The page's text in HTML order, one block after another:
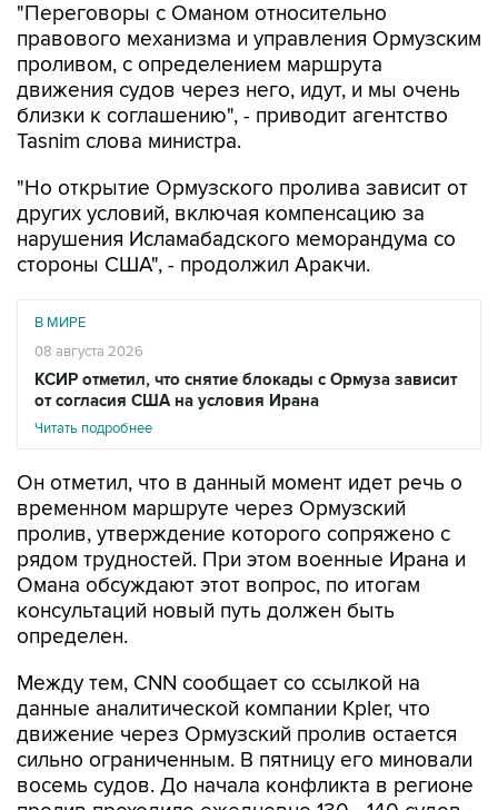
"Переговоры с Оманом относительно
правового механизма и управления Ормузским
проливом, с определением маршрута
движения судов через него, идут, и мы очень
близки к соглашению", - приводит агентство
Tasnim слова министра.
"Но открытие Ормузского пролива зависит от
других условий, включая компенсацию за
нарушения Исламабадского меморандума со
стороны США", - продолжил Аракчи.
В МИРЕ
08 августа 2026
КСИР отметил, что снятие блокады с Ормуза зависит
от согласия США на условия Ирана
Читать подробнее
Он отметил, что в данный момент идет речь о
временном маршруте через Ормузский
пролив, утверждение которого сопряжено с
рядом трудностей. При этом военные Ирана и
Омана обсуждают этот вопрос, по итогам
консультаций новый путь должен быть
определен.
Между тем, CNN сообщает со ссылкой на
данные аналитической компании Kpler, что
движение через Ормузский пролив остается
сильно ограниченным. В пятницу его миновали
восемь судов. До начала конфликта в регионе